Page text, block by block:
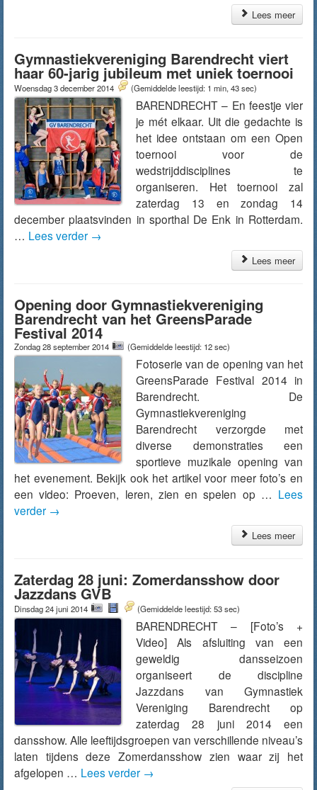
Lees meer
Gymnastiekvereniging Barendrecht viert
haar 60-jarig jubileum met uniek toernooi
Woensdag 3 december 2014 (Gemiddelde leestijd: 1 min, 43 sec)
BARENDRECHT – En feestje vier
je mét elkaar. Uit die gedachte is
het idee ontstaan om een Open
toernooi voor de
wedstrijddisciplines te
organiseren. Het toernooi zal
zaterdag 13 en zondag 14
december plaatsvinden in sporthal De Enk in Rotterdam.
… Lees verder →
Lees meer
Opening door Gymnastiekvereniging
Barendrecht van het GreensParade
Festival 2014
Zondag 28 september 2014 (Gemiddelde leestijd: 12 sec)
Fotoserie van de opening van het
GreensParade Festival 2014 in
Barendrecht. De
Gymnastiekvereniging
Barendrecht verzorgde met
diverse demonstraties een
sportieve muzikale opening van
het evenement. Bekijk ook het artikel voor meer foto’s en
een video: Proeven, leren, zien en spelen op … Lees
verder →
Lees meer
Zaterdag 28 juni: Zomerdansshow door
Jazzdans GVB
Dinsdag 24 juni 2014 (Gemiddelde leestijd: 53 sec)
BARENDRECHT – [Foto’s +
Video] Als afsluiting van een
geweldig dansseizoen
organiseert de discipline
Jazzdans van Gymnastiek
Vereniging Barendrecht op
zaterdag 28 juni 2014 een
dansshow. Alle leeftijdsgroepen van verschillende niveau’s
laten tijdens deze Zomerdansshow zien waar zij het
afgelopen … Lees verder →